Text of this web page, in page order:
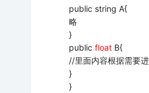
public string A{
略
}
public float B{
//里面内容根据需要
}
}